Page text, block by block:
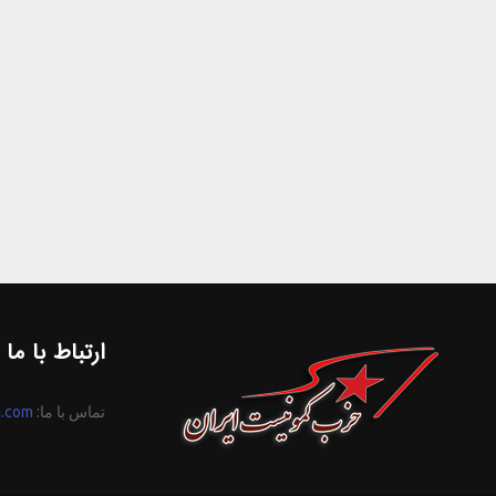
ارتباط با ما
تماس با ما: